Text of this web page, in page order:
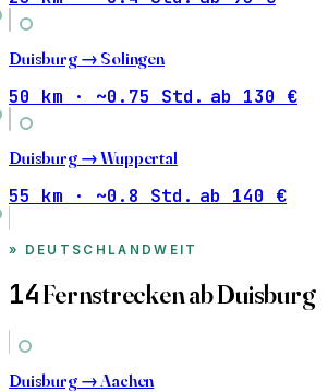
Duisburg → Solingen
50 km · ~0.75 Std. ab 130 €
Duisburg →Wuppertal
55 km · ~0.8 Std. ab 140 €
DEUTSCHLANDWEIT
14Fernstrecken ab Duisburg
Duisburg → Aachen